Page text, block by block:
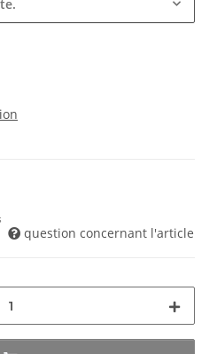
question concernant l'article